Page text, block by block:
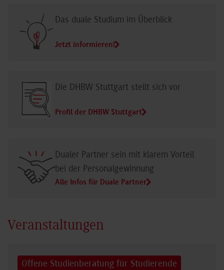
Das duale Studium im Überblick
Jetzt informieren!
Die DHBW Stuttgart stellt sich vor
Profil der DHBW Stuttgart
Dualer Partner sein mit klarem Vorteil
bei der Personalgewinnung
Alle Infos für Duale Partner
Veranstaltungen
Offene Studienberatung für Studierende